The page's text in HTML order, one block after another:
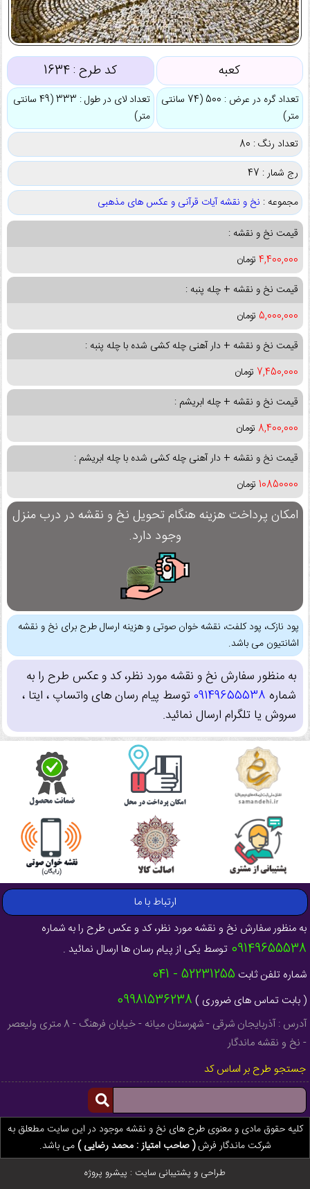
کعبه کد طرح :1634
تعداد گره در عرض : 500 (74 سانتی
متر)
تعداد لای در طول : 333 (49 سانتی
متر)
تعداد رنگ : 80
رج شمار : 47
مجموعه : نخ و نقشه آیات قرآنی و عکس های مذهبی
قیمت نخ و نقشه :
4,400,000 تومان
قیمت نخ و نقشه + چله پنبه :
5,000,000 تومان
قیمت نخ و نقشه + دار آهنی چله کشی شده با چله پنبه :
7,450,000 تومان
قیمت نخ و نقشه + چله ابریشم :
8,400,000 تومان
قیمت نخ و نقشه + دار آهنی چله کشی شده با چله ابریشم :
10850000 تومان
امکان پرداخت هزینه هنگام تحویل نخ و نقشه در درب منزل
وجود دارد.
پود نازک، پود کلفت، نقشه خوان صوتی و هزینه ارسال طرح برای نخ و نقشه
اشانتیون می باشد.
به منظور سفارش نخ و نقشه مورد نظر، کد و عکس طرح را به
شماره 09149655538توسط پیام رسان های واتساپ ، ایتا ،
سروش یا تلگرام ارسال نمائید.
ارتباط با ما
به منظور سفارش نخ و نقشه مورد نظر، کد و عکس طرح را به شماره
09149655538 توسط یکی از پیام رسان ها ارسال نمائید .
شماره تلفن ثابت 52231255 - 041
( بابت تماس های ضروری ) 09981536238
آدرس : آذربایجان شرقی - شهرستان میانه - خیابان فرهنگ - 8 متری ولیعصر
- نخ و نقشه ماندگار
جستجو طرح بر اساس کد
کلیه حقوق مادی و معنوی طرح های نخ و نقشه موجود در این سایت مطعلق به
شرکت ماندگار فرش( صاحب امتیاز : محمد رضایی )می باشد.
طراحی و پشتیبانی سایت : پیشرو پروژه